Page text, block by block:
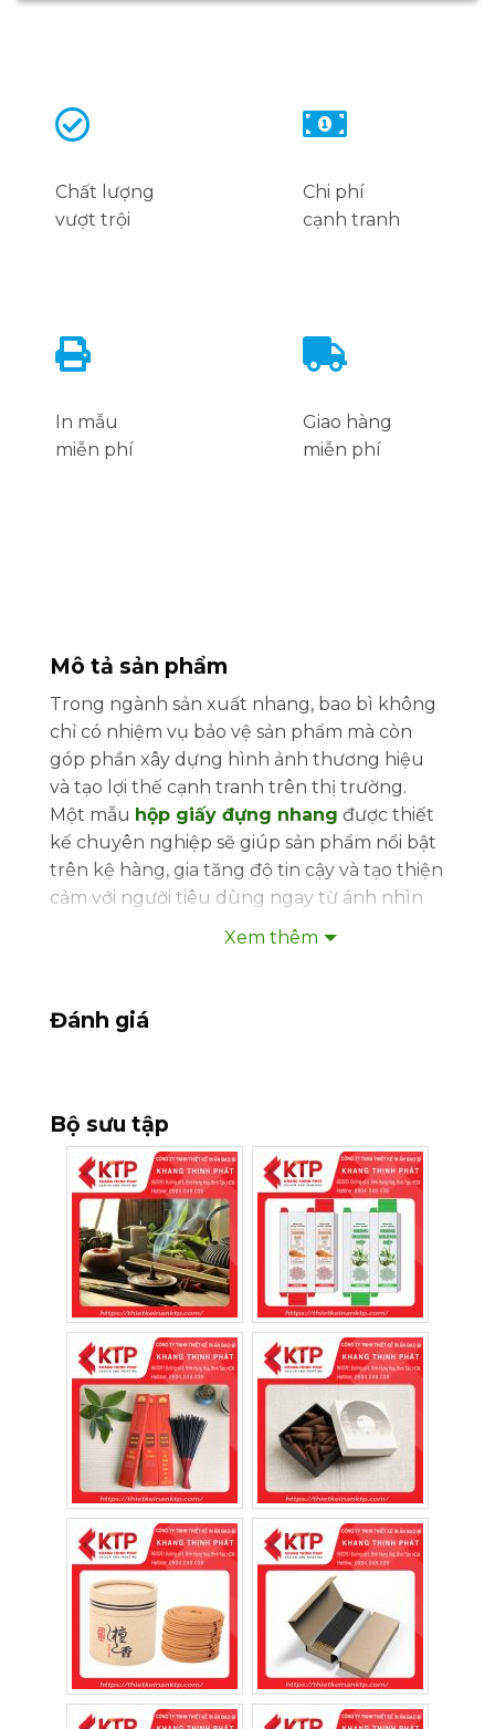
Chất lượng
vượt trội
Chi phí
cạnh tranh
In mẫu
miễn phí
Giao hàng
miễn phí
Mô tả sản phẩm
Trong ngành sản xuất nhang, bao bì không
chỉ có nhiệm vụ bảo vệ sản phẩm mà còn
góp phần xây dựng hình ảnh thương hiệu
và tạo lợi thế cạnh tranh trên thị trường.
Một mẫu hộp giấy đựng nhang được thiết
kế chuyên nghiệp sẽ giúp sản phẩm nổi bật
trên kệ hàng, gia tăng độ tin cậy và tạo thiện
cảm với người tiêu dùng ngay từ ánh nhìn
cầu với đa dạng kiểu dáng, chất liệu và công
đến các thương hiệu cao cấp.
1. Văn Hóa Sử Dụng Nhang Tại Việt
Nam
Từ bao đời nay, nhang đã trở thành một
phần không thể thiếu trong đời sống văn
hóa và tín ngưỡng của người Việt. Mỗi nén
nhang được thắp lên không chỉ thể hiện sự
thành kính đối với tổ tiên mà còn gửi gắm
những lời cầu chúc bình an, may mắn và tài
Ngày nay, nhang được sử dụng rộng rãi
trong các dịp lễ, Tết, ngày rằm, mùng một,
lễ khai trương, cúng giỗ và các hoạt động
tâm linh khác. Vì vậy, các doanh nghiệp sản
xuất ngày càng chú trọng đầu tư bao bì
nhằm tạo dấu ấn riêng cho sản phẩm.
“Thắp hương là một nét đẹp văn hóa
truyền thống của dân tộc Việt Nam,
thể hiện lòng biết ơn và sự tri ân đối
với tổ tiên.”
Xem thêm
Đánh giá
Bộ sưu tập